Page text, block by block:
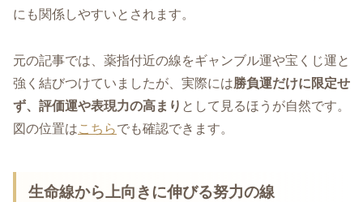
にも関係しやすいとされます。
元の記事では、薬指付近の線をギャンブル運や宝くじ運と
強く結びつけていましたが、実際には勝負運だけに限定せ
ず、評価運や表現力の高まり として見るほうが自然です。
図の位置はこちらでも確認できます。
生命線から上向きに伸びる努力の線